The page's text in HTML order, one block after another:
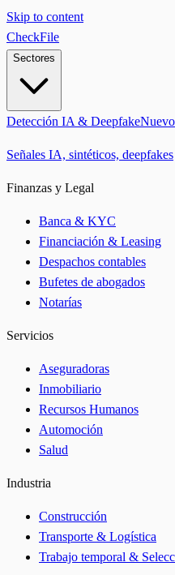
Skip to content
CheckFile
Sectores
Detección IA & DeepfakeNuevo
Señales IA, sintéticos, deepfakes
Finanzas y Legal
Banca & KYC
Financiación & Leasing
Despachos contables
Bufetes de abogados
Notarías
Servicios
Aseguradoras
Inmobiliario
Recursos Humanos
Automoción
Salud
Industria
Construcción
Transporte & Logística
Trabajo temporal &